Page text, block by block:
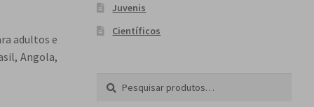
adultos e
Angola,
Juvenis
Científicos
Pesquisar